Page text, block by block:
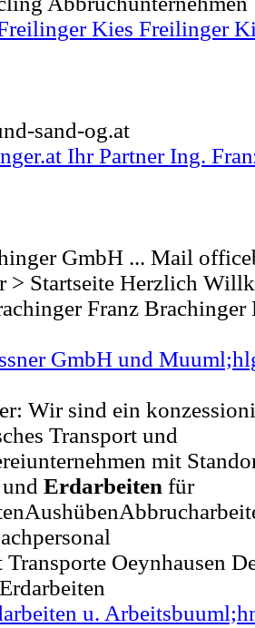
Kies Freilinger
sand-og.at
Ihr Partner Ing.
GmbH ... Mail
> Startseite Herzlich
Franz
GmbH und
Wir sind ein
Transport und
mit
Erdarbeiten für
Transporte Oeynhausen
u.